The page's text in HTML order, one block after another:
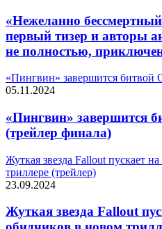
«Нежеланно
первый тизер и авторы
не полностью,
«Пингвин» завершится битвой
05.11.2024
«Пингвин» завершится
(трейлер финала)
Жуткая звезда Fallout пускает
триллере (трейлер)
23.09.2024
Жуткая звезда Fallout